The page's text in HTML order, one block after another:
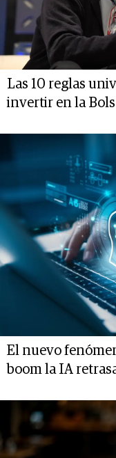
Las 10 reglas
invertir en la
El nuevo
boom la IA